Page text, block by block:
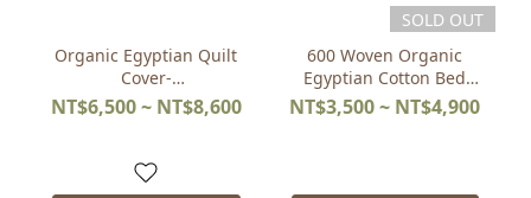
Organic Egyptian Quilt
Cover-
Single/Double/Double
Plus-Original Rice/Grey
NT$6,500 ~ NT$8,600
SOLD OUT
600 Woven Organic
Egyptian Cotton Bed
Bag-
Single/Double/Double
NT$3,500 ~ NT$4,900